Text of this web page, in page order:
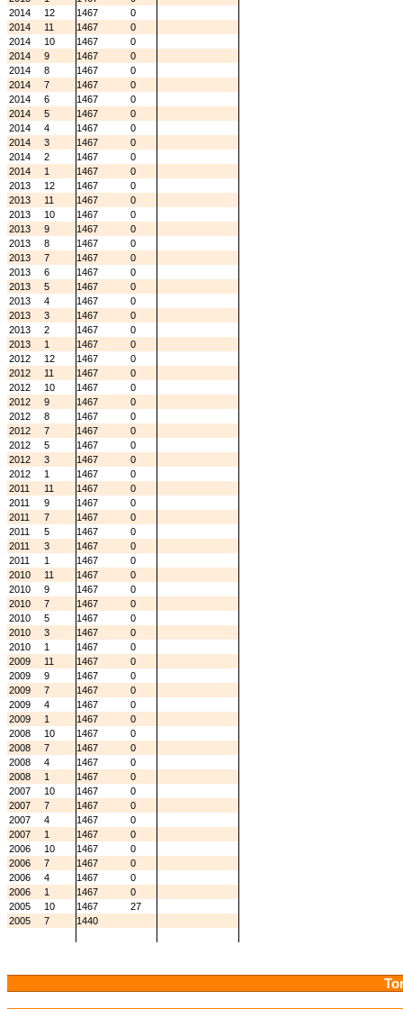
2014
12 1467
0
2014
11 1467
0
2014
10 1467
0
2014
9 1467
0
2014
8 1467
0
2014
7 1467
0
2014
6 1467
0
2014
5 1467
0
2014
4 1467
0
2014
3 1467
0
2014
2 1467
0
2014
1 1467
0
2013
12 1467
0
2013
11 1467
0
2013
10 1467
0
2013
9 1467
0
2013
8 1467
0
2013
7 1467
0
2013
6 1467
0
2013
5 1467
0
2013
4 1467
0
2013
3 1467
0
2013
2 1467
0
2013
1 1467
0
2012
12 1467
0
2012
11 1467
0
2012
10 1467
0
2012
9 1467
0
2012
8 1467
0
2012
7 1467
0
2012
5 1467
0
2012
3 1467
0
2012
1 1467
0
2011
11 1467
0
2011
9 1467
0
2011
7 1467
0
2011
5 1467
0
2011
3 1467
0
2011
1 1467
0
2010
11 1467
0
2010
9 1467
0
2010
7 1467
0
2010
5 1467
0
2010
3 1467
0
2010
1 1467
0
2009
11 1467
0
2009
9 1467
0
2009
7 1467
0
2009
4 1467
0
2009
1 1467
0
2008
10 1467
0
2008
7 1467
0
2008
4 1467
0
2008
1 1467
0
2007
10 1467
0
2007
7 1467
0
2007
4 1467
0
2007
1 1467
0
2006
10 1467
0
2006
7 1467
0
2006
4 1467
0
2006
1 1467
0
2005
10 1467
27
2005
7 1440